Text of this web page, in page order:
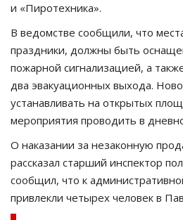
и «Пиротехника».
В ведомстве сообщили, что
праздники, должны быть
пожарной сигнализацией, а
два эвакуационных выхода.
устанавливать на открытых
мероприятия проводить в
О наказании за незаконную
рассказал старший инспектор
сообщил, что к
привлекли четырех человек в